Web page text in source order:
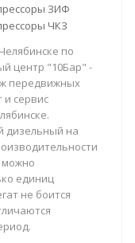
ЗИФ
ЧКЗ
по
центр "10Бар" -
передвижных
и сервис
дизельный на
можно
единиц
не боится